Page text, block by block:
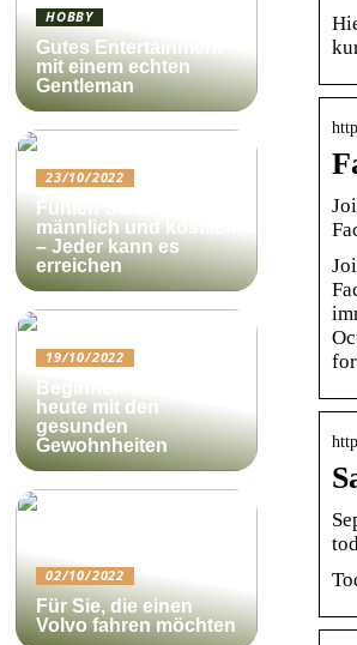
HOBBY
Gutes Entertainment
mit einem echten
Gentleman
23/10/2022
Fühlen Sie sich
männlich und köstlich
– Jeder kann es
erreichen
19/10/2022
Beginnen Sie noch
heute mit den
gesunden
Gewohnheiten
02/10/2022
Für Sie, die einen
Volvo fahren möchten